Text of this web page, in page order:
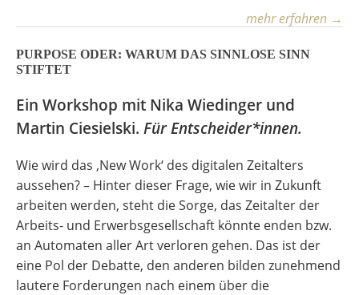
mehr erfahren →
PURPOSE ODER: WARUM DAS SINNLOSE SINN
STIFTET
Ein Workshop mit Nika Wiedinger und
Martin Ciesielski. Für Entscheider*innen.
Wie wird das ‚New Work‘ des digitalen Zeitalters
aussehen? – Hinter dieser Frage, wie wir in Zukunft
arbeiten werden, steht die Sorge, das Zeitalter der
Arbeits- und Erwerbsgesellschaft könnte enden bzw.
an Automaten aller Art verloren gehen. Das ist der
eine Pol der Debatte, den anderen bilden zunehmend
lautere Forderungen nach einem über die